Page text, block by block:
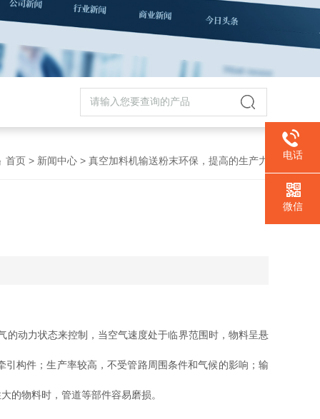
首页 > 新闻中心 > 真空加料机输送粉末环保，提高的生产力
动力状态来控制，当空气速度处于临界范围时，物料呈悬
构件；生产率较高，不受管路周围条件和气候的影响；输
物料时，管道等部件容易磨损。
电话
微信